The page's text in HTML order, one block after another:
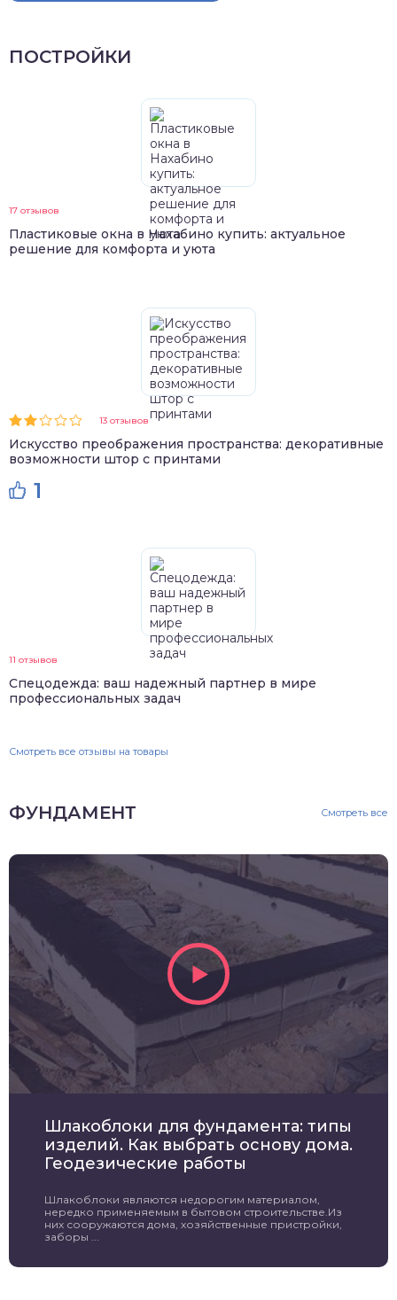
ПОСТРОЙКИ
17 отзывов
Пластиковые окна в Нахабино купить: актуальное
решение для комфорта и уюта
13 отзывов
Искусство преображения пространства: декоративные
возможности штор с принтами
1
11 отзывов
Спецодежда: ваш надежный партнер в мире
профессиональных задач
Смотреть все отзывы на товары
ФУНДАМЕНТ Смотреть все
Шлакоблоки для фундамента: типы
изделий. Как выбрать основу дома.
Геодезические работы
Шлакоблоки являются недорогим материалом,
нередко применяемым в бытовом строительстве.Из
них сооружаются дома, хозяйственные пристройки,
заборы ...